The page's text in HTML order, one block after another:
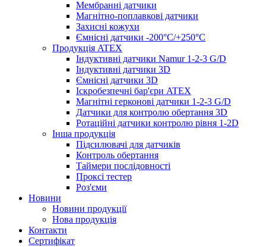
Мембранні датчики
Магнітно-поплавкові датчики
Захисні кожухи
Ємнісні датчики -200°C/+250°C
Продукція ATEX
Індуктивні датчики Namur 1-2-3 G/D
Індуктивні датчики 3D
Ємнісні датчики 3D
Іскробезпечні бар'єри ATEX
Магнітні герконові датчики 1-2-3 G/D
Датчики для контролю обертання 3D
Ротаційні датчики контролю рівня 1-2D
Інша продукція
Підсилювачі для датчиків
Контроль обертання
Таймери послідовності
Проксі тестер
Роз'єми
Новини
Новини продукції
Нова продукція
Контакти
Сертифікат